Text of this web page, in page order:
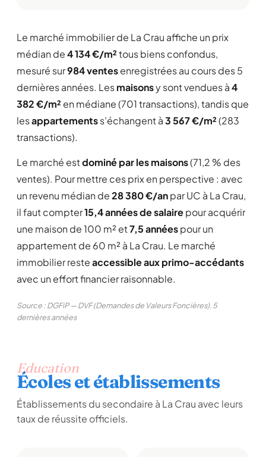
Le marché immobilier de La Crau affiche un prix
médian de4 134 €/m²tous biens confondus,
mesuré sur984 ventesenregistrées au cours des 5
dernières années. Lesmaisonsy sont vendues à4
382 €/m² en médiane (701 transactions), tandis que
lesappartementss'échangent à3 567 €/m²(283
transactions).
Le marché estdominé par les maisons(71,2 % des
ventes). Pour mettre ces prix en perspective : avec
un revenu médian de28 380 €/anpar UC à La Crau,
il faut compter15,4 années de salairepour acquérir
une maison de 100 m² et7,5 annéespour un
appartement de 60 m² à La Crau. Le marché
immobilier resteaccessible aux primo-accédants
avec un effort financier raisonnable.
Source : DGFiP — DVF (Demandes de Valeurs Foncières), 5
dernières années
Education
Écoles et établissements
Établissements du secondaire à La Crau avec leurs
taux de réussite officiels.